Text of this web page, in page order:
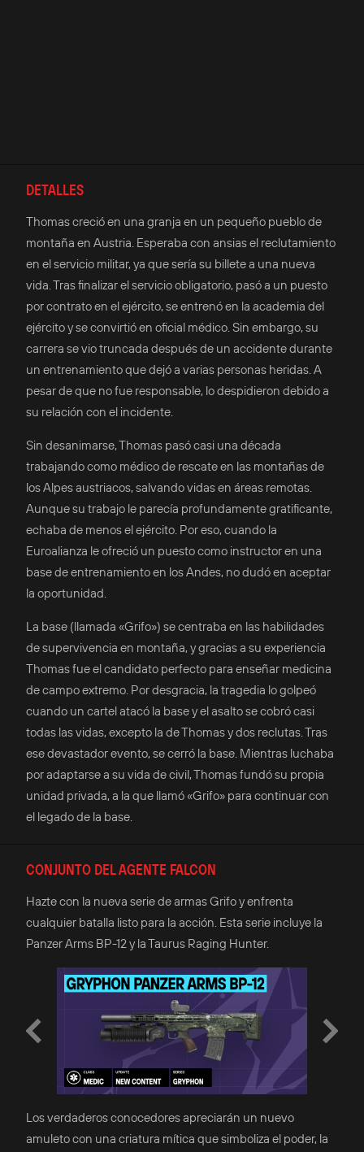
DETALLES
Thomas creció en una granja en un pequeño pueblo de
montaña en Austria. Esperaba con ansias el reclutamiento
en el servicio militar, ya que sería su billete a una nueva
vida. Tras finalizar el servicio obligatorio, pasó a un puesto
por contrato en el ejército, se entrenó en la academia del
ejército y se convirtió en oficial médico. Sin embargo, su
carrera se vio truncada después de un accidente durante
un entrenamiento que dejó a varias personas heridas. A
pesar de que no fue responsable, lo despidieron debido a
su relación con el incidente.
Sin desanimarse, Thomas pasó casi una década
trabajando como médico de rescate en las montañas de
los Alpes austriacos, salvando vidas en áreas remotas.
Aunque su trabajo le parecía profundamente gratificante,
echaba de menos el ejército. Por eso, cuando la
Euroalianza le ofreció un puesto como instructor en una
base de entrenamiento en los Andes, no dudó en aceptar
la oportunidad.
La base (llamada «Grifo») se centraba en las habilidades
de supervivencia en montaña, y gracias a su experiencia
Thomas fue el candidato perfecto para enseñar medicina
de campo extremo. Por desgracia, la tragedia lo golpeó
cuando un cartel atacó la base y el asalto se cobró casi
todas las vidas, excepto la de Thomas y dos reclutas. Tras
ese devastador evento, se cerró la base. Mientras luchaba
por adaptarse a su vida de civil, Thomas fundó su propia
unidad privada, a la que llamó «Grifo» para continuar con
el legado de la base.
CONJUNTO DEL AGENTE FALCON
Hazte con la nueva serie de armas Grifo y enfrenta
cualquier batalla listo para la acción. Esta serie incluye la
Panzer Arms BP-12 y la Taurus Raging Hunter.
Los verdaderos conocedores apreciarán un nuevo
amuleto con una criatura mítica que simboliza el poder, la